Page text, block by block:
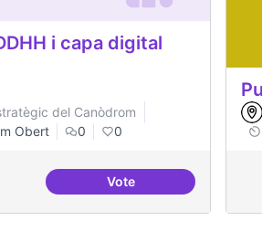
i capa digital
del Canòdrom
Obert 0 0
VoteIniciar línia de DDHH i